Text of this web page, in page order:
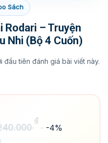
Sách
Rodari – Truyện
Nhi (Bộ 4 Cuốn)
đầu tiên đánh giá bài viết này.
₫
-4%